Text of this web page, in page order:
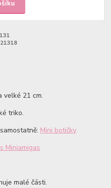
velké 21 cm.
triko.
Mini botičky
Miniamigas
malé části.